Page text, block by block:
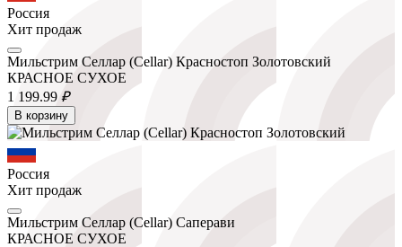
Россия
Хит продаж
Мильстрим Селлар (Cellar) Красностоп Золотовский
КРАСНОЕ СУХОЕ
1 199.99 ₽
В корзину
Россия
Хит продаж
Мильстрим Селлар (Cellar) Саперави
КРАСНОЕ СУХОЕ